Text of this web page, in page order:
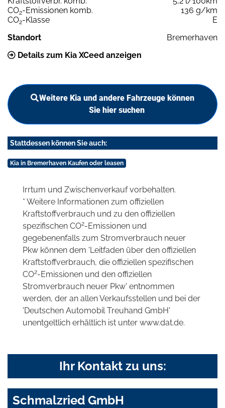
CO2-Emissionen komb.
136 g/km
CO2-Klasse
E
Standort
Bremerhaven
Details zum Kia XCeed anzeigen
Weitere Kia und andere Fahrzeuge können
Sie hier suchen
Stattdessen können Sie auch:
Kia in Bremerhaven Kaufen oder leasen
Irrtum und Zwischenverkauf vorbehalten.
* Weitere Informationen zum offiziellen
Kraftstoffverbrauch und zu den offiziellen
spezifischen CO2-Emissionen und
gegebenenfalls zum Stromverbrauch neuer
Pkw können dem 'Leitfaden über den offiziellen
Kraftstoffverbrauch, die offiziellen spezifischen
CO2-Emissionen und den offiziellen
Stromverbrauch neuer Pkw' entnommen
werden, der an allen Verkaufsstellen und bei der
'Deutschen Automobil Treuhand GmbH'
unentgeltlich erhältlich ist unter www.dat.de.
Ihr Kontakt zu uns:
Schmalzried GmbH